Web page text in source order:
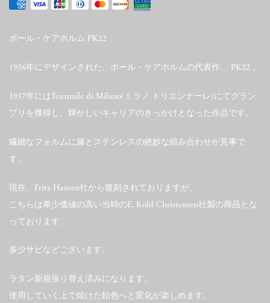
ポール・ケアホルム PK22
1956年にデザインされた、ポール・ケアホルムの代表作、 PK22 。
1957年にはTriennale di Milano(ミラノ トリエンナーレ)にてグラン
プリを獲得し、輝かしいキャリアのきっかけとなった作品です。
繊細なフォルムに籐とステンレスの絶妙な組み合わせが見事で
す。
現在、Fritz Hansen社から復刻されておりますが、
こちらは希少価値の高い当時のE. Kold Christensen社製の商品とな
っております。
多少サビなどございます。
ラタン新規張り替え済みになります。
使用していく上で焼けた飴色へと変化が楽しめます。